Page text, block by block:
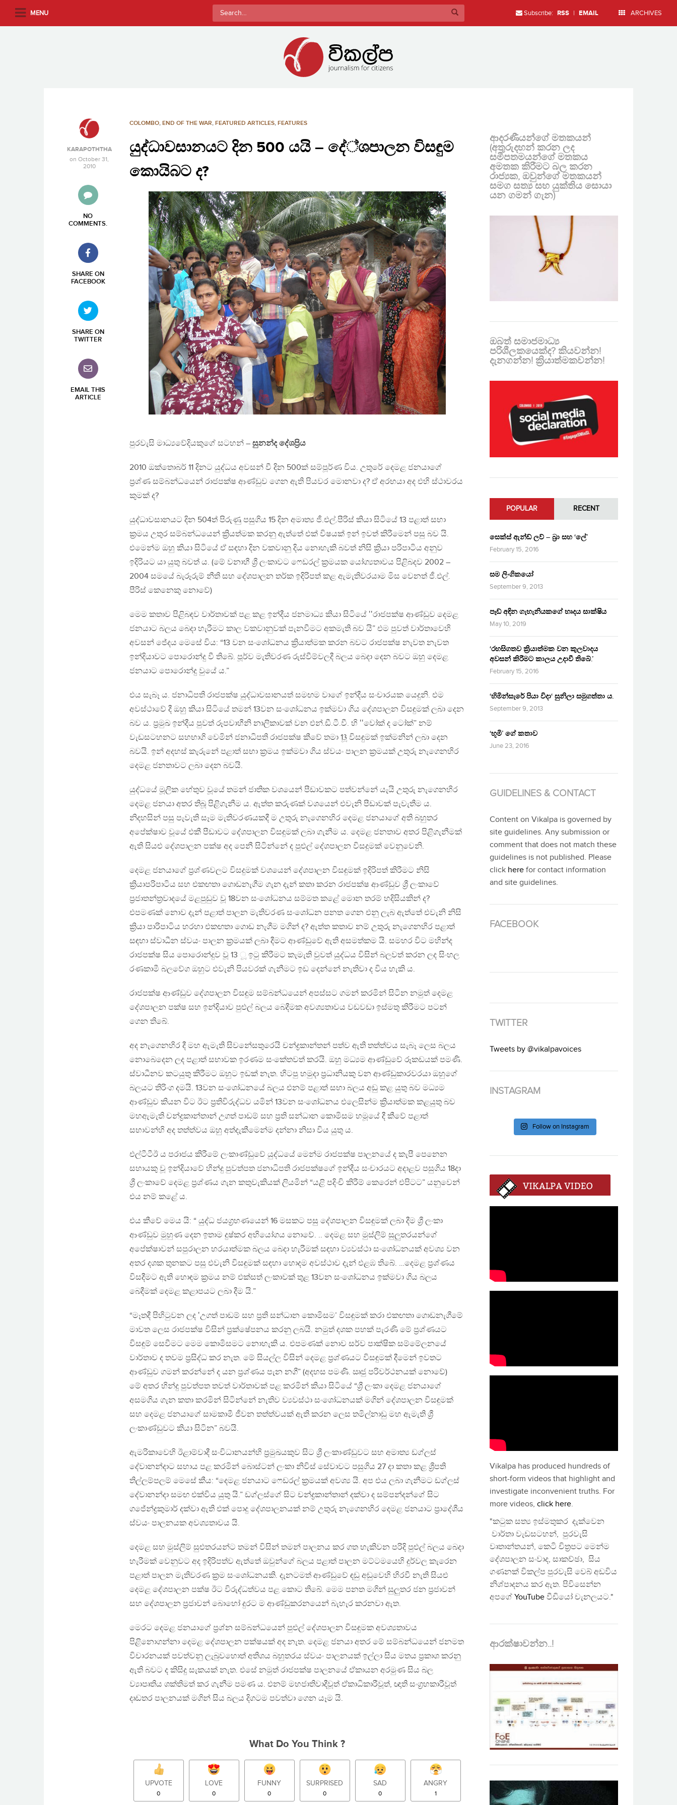
MENU
Search
for:
Subscribe: RSS | EMAIL ARCHIVES
COLOMBO, END OF THE WAR, FEATURED ARTICLES, FEATURES
යුද්ධාවසානයට දින 500 යයි – දේ්ශපාලන විසඳුම
කොයිබට ද?
KARAPOTHTHA
on October 31,
2010
NO
COMMENTS.
SHARE ON
FACEBOOK
SHARE ON
TWITTER
EMAIL THIS
ARTICLE
පුරවැසි මාධ්‍යවේදියකුගේ සටහන් – සුනන්ද දේශප්‍රිය
2010 ඔක්තොබර් 11 දිනට යුද්ධය අවසන් වී දින 500ක් සම්පූර්ණ විය. උතුරේ දෙමළ ජනයාගේ
ප්‍රශ්ණ සම්බන්ධයෙන් රාජපක්ෂ ආණ්ඩුව ගෙන ඇති පියවර මොනවා ද? ඒ අරභයා අද එහි ස්ථාවරය
කුමක් ද?
යුද්ධාවසානයට දින 504ත් පිරුණු පසුගිය 15 දින අමාත්‍ය ජී.එල්.පීරිස් කියා සිටියේ 13 පළාත් සභා
ක්‍රමය උතුර සම්බන්ධයෙන් ක්‍රියත්මක කරනු ඇත්තේ එක් විෂයක් ඉන් ඉවත් කිරීමෙන් පසු බව යි.
එමෙන්ම ඔහු කියා සිටියේ ඒ සඳහා දින වකවානු දිය නොහැකි බවත් නිසි ක්‍රියා පරිපාටිය අනුව
ඉදිරියට යා යුතු බවත් ය. (මේ වනාහී ශ්‍රී ලංකාවට ෆෙඩරල් ක්‍රමයක යෝග්‍යතාවය පිළිබදව 2002 –
2004 සමයේ බැරූරුම් නීති සහ දේශපාලන තර්ක ඉදිරිපත් කළ ඇමැතිවරයාම මිස වෙනත් ජී.එල්.
පීරිස් කෙනෙකු නොවේ)
මෙම කතාව පිළිබඳව වාර්තාවක් පළ කළ ඉන්දීය ජනමාධ්‍ය කියා සිටියේ ‛‛රාජපක්ෂ ආණ්ඩුව දෙමළ
ජනයාට බලය බෙදා හැරීමට කාල වකවානුවක් පැනවීමට අකමැති බව යි” එම පුවත් වාර්තාවෙහි
අවසන් ජේදය මෙසේ විය: “13 වන සංශෝධනය ක්‍රියාත්මක කරන බවට රාජපක්ෂ නැවත නැවත
ඉන්දියාවට පොරොන්දු වී තිබේ. පූර්ව මැතිවරණ රුස්වීම්වලදී බලය බෙදා දෙන බවට ඔහු දෙමළ
ජනයාට පොරොන්දු වුයේ ය.”
එය සැබෑ ය. ජනාධිපති රාජපක්ෂ යුද්ධාවසානයත් සමඟම වාගේ ඉන්දීය සංචාරයක යෙදුනි. එම
අවස්ථාවේ දී ඔහු කියා සිටියේ තමන් 13වන සංශෝධනය ඉක්මවා ගිය දේශපාලන විසඳුමක් ලබා දෙන
බව ය. ප්‍රමුඛ ඉන්දීය පුවත් රූපවාහීනි නාලිකාවක් වන එන්.ඩී.ටී.වී. හි ‛‛වෝක් ද ටෝක්” නම්
වැඩසටහනට සහභාගි වෙමින් ජනාධිපති රාජපක්ෂ කීවේ තමා 13ූ විසඳුමක් ඉක්මනින් ලබා දෙන
බවයි. ඉන් අදහස් කැරුනේ පළාත් සභා ක්‍රමය ඉක්මවා ගිය ස්වයං පාලන ක්‍රමයක් උතුරු නැගෙනහිර
දෙමළ ජනතාවට ලබා දෙන බවයි.
යුද්ධයේ මූලික හේතුව වූයේ තමන් ජාතික වශයෙන් පීඩාවකට පත්වන්නේ යැයි උතුරු නැගෙනහිර
දෙමළ ජනයා අතර තිබූ පිළිගැනීම ය. ඇත්ත කරුණක් වශයෙන් එවැනි පීඩාවක් පැවැතීම ය.
නිදහසින් පසු පැවැති සෑම මැතිවරණයකදී ම උතුරු නැගෙනහිර දෙමළ ජනයාගේ අති බහුතර
අපේක්ෂාව වූයේ එකී පීඩාවට දේශපාලන විසඳුමක් ලබා ගැනීම ය. දෙමළ ජනතාව අතර පිළිගැනීමක්
ඇති සියළු දේශපාලන පක්ෂ අද පෙනී සිටින්නේ ද පුළුල් දේශපාලන විසදුමක් වෙනුවෙනි.
දෙමළ ජනයාගේ ප්‍රශ්ණවලට විසදුමක් වශයෙන් දේශපාලන විසඳුමක් ඉදිරිපත් කිරීමට නිසි
ක්‍රියාපරිපාටිය සහ එකඟතා ගොඩනැගීම ගැන දැන් කතා කරන රාජපක්ෂ ආණ්ඩුව ශ්‍රී ලංකාවේ
ප්‍රජාතන්ත්‍රවාදයේ මළපුඩුව වූ 18වන සංශෝධනය සම්මත කළේ මොන තරම් හදිසියකින් ද?
එපමණක් නොව දැන් පළාත් පාලන මැතිවරණ සංශෝධන පනත ගෙන එනු ලැබ ඇත්තේ එවැනි නිසි
ක්‍රියා පාරිපාටිය හරහා එකඟතා ගොඩ නැගීම මගින් ද? ඇත්ත කතාව නම් උතුරු නැගෙනහිර පළාත්
සඳහා ස්වාධීන ස්වයං පාලන ක්‍රමයක් ලබා දීමට ආණ්ඩුවේ ඇති අසමත්කම යි. සමහර විට මහින්ද
රාජපක්ෂ සිය පොරොන්දුව වූ 13 ූ ඉටු කිරීමට කැමැති වුවත් යුද්ධය විසින් බලවත් කරන ලද සිංහල
රණකාමී බලවේග ඔහුට එවැනි පියවරක් ගැනීමට ඉඩ දෙන්නේ නැතිවා ද විය හැකි ය.
රාජපක්ෂ ආණ්ඩුව දේශපාලන විසඳුම සම්බන්ධයෙන් අපස්සට ගමන් කරමින් සිටින නමුත් දෙමළ
දේශපාලන පක්ෂ සහ ඉන්දියාව පුළුල් බලය බෙදීමක අවශ්‍යතාවය වඩවඩා ඉස්මතු කිරීමට පටන්
ගෙන තිබේ.
අද නැගෙනහිර දී මහ ඇමැති සිවනේසතුරෙයි චන්ද්‍රකාන්තන් පත්ව ඇති තත්ත්වය සැබෑ ලෙස බලය
නොබෙදෙන ලද පළාත් සභාවක ඉරණම සංකේතවත් කරයි. ඔහු මධ්‍යම ආණ්ඩුවේ රූකඩයක් පමණි.
ස්වාධීනව කටයුතු කිරීමට ඔහුට ඉඩක් නැත. හිටපු හමුදා ප්‍රධානියකු වන ආණ්ඩුකාරවරයා ඔහුගේ
බලයට තිරිංග දමයි. 13වන සංශෝධනයේ බලය එනම් පළාත් සභා බලය අඩු කළ යුතු බව මධ්‍යම
ආණ්ඩුව කියන විට ඊට ප්‍රතිවිරුද්ධව යමින් 13වන සංශෝධනය එලෙසින්ම ක්‍රියාත්මක කළයුතු බව
මහඇමැති චන්ද්‍රකාන්තාන් උගත් පාඩම් සහ ප්‍රති සන්ධාන කොමිසම හමූයේ දී කීවේ පළාත්
සභාවන්හි අද තත්ත්වය ඔහු අත්දැකීමෙන්ම දන්නා නිසා විය යුතු ය.
එල්ටීටීඊ ය පරාජය කිරීමේ ලංකාණ්ඩුවේ යුද්ධයේ මෙන්ම රාජපක්ෂ පාලනයේ ද කැපී පෙනෙන
සහායකු වූ ඉන්දියාවේ හින්දු පුවත්පත ජනාධිපති රාජපක්ෂගේ ඉන්දීය සංචාරයට අදාළව පසුගිය 18දා
ශ්‍රී ලංකාවේ දෙමළ ප්‍රශ්ණය ගැන කතුවැකියක් ලියමින් “යළි පදිංචි කිරීම් කෙරෙන් එපිටට” යනුවෙන්
එය නම් කළේ ය.
එය කීවේ මෙය යි: “ යුද්ධ ජයග්‍රහණයෙන් 16 මසකට පසු දේශපාලන විසඳුමක් ලබා දීම ශ්‍රී ලංකා
ආණ්ඩුව මුහුණ දෙන ඉතාම දුෂ්කර අභියෝගය නොවේ. .. දෙමළ සහ මුස්ලිම් සුලුතරයන්ගේ
අපේක්ෂාවන් සපුරාලන හරයාත්මක බලය බෙදා හැරීමක් සඳහා ව්‍යවස්ථා සංශෝධනයක් අවශ්‍ය වන
අතර දශක තුනකට පසු එවැනි විසඳුමක් සඳහා හොදම අවස්ථාව දැන් එළඹ තිබේ. …දෙමළ ප්‍රශ්ණය
විසදීමට ඇති හොඳම ක්‍රමය නම් එක්සත් ලංකාවක් තුළ 13වන සංශෝධනය ඉක්මවා ගිය බලය
බෙදීමක් දෙමළ කළාපයට ලබා දීම යි.”
“මෑතදී පිහිටුවන ලද ‛උගත් පාඩම් සහ ප්‍රති සන්ධාන කොමිසම’ විසඳුමක් කරා එකඟතා ගොඩනැගීමේ
මාවත ලෙස රාජපක්ෂ විසින් ප්‍රක්ෂේපනය කරනු ලබයි. නමුත් දශක පහක් පැරණි මේ ප්‍රශ්ණයට
විසඳුම් සෙවීමට මෙම කොමිසමට නොහැකි ය. එපමණක් නොව සර්ව පාක්ෂික සම්මේලනයේ
වාර්තාව ද තවම ප්‍රසිද්ධ කර නැත. මේ සියල්ල විසින් දෙමළ ප්‍රශ්ණයට විසඳුමක් දීමෙන් ඉවතට
ආණ්ඩුව ගමන් කරන්නේ ද යන ප්‍රශ්ණය පැන නගී” (අදහස පමණි. ඍජු පරිවර්ථනයක් නොවේ)
මේ අතර හින්දු පුවත්පත තවත් වාර්තාවක් පළ කරමින් කියා සිටියේ “ශ්‍රී ලංකා දෙමළ ජනයාගේ
අසමගිය ගැන කතා කරමින් සිටින්නේ නැතිව ව්‍යවස්ථා සංශෝධනයක් මගින් දේශපාලන විසඳුමක්
සහ දෙමළ ජනයාගේ සාමකාමී ජීවන තත්ත්වයක් ඇති කරන ලෙස තමිල්නාඩු මහ ඇමැති ශ්‍රී
ලංකාණ්ඩුවට කියා සිටින” බවයි.
ඇමරිකාවෙහි ඊළාම්වාදී සංවිධානයන්හි ප්‍රමුඛයකුව සිට ශ්‍රී ලංකාණ්ඩුවට සහ අමාත්‍ය ඩග්ලස්
දේවානන්දාට සහාය පළ කරමින් බොස්ටන් ලංකා නිවිස් සේවාවට පසුගිය 27 දා කතා කළ ශ්‍රීපති
තිල්ලම්පලම් මෙසේ කීය: “දෙමළ ජනයාට ෆෙඩරල් ක්‍රමයක් අවශ්‍ය යි. අප එය ලබා ගැනීමට ඩග්ලස්
දේවානන්දා සමඟ එක්විය යුතු යි.” ඩග්ලස්ගේ සිට චන්ද්‍රකාන්තාන් දක්වා ද සම්පන්දන්ගේ සිට
ගජේන්ද්‍රකුමාර් දක්වා ඇති එක් පොදු දේශපාලනයක් නම් උතුරු නැගෙනහිර දෙමළ ජනයාට ප්‍රාදේශීය
ස්වයං පාලනයක අවශ්‍යතාවය යි.
දෙමළ සහ මුස්ලිම් සුළුතරයන්ට තමන් විසින් තමන් පාලනය කර ගත හැකිවන පරිදි පුළුල් බලය බෙදා
හැරීමක් වෙනුවට අද ඉදිරිපත්ව ඇත්තේ ඔවුන්ගේ බලය පළාත් පාලන මට්ටමයෙහි දුර්වල කැරෙන
පළාත් පාලන මැතිවරණ ක්‍රම සංශෝධනයකි. දැනටමත් ආණ්ඩුවේ ඳඩු අඬුවෙහි හිරවී නැති සියළු
දෙමළ දේශපාලන පක්ෂ ඊට විරුද්ධත්වය පළ කොට තිබේ. මෙම පනත මගින් සුලුතර ජන ප්‍රජාවන්
සහ දේශපාලන ප්‍රජාවන් බොහෝ දුරට ම ආණ්ඩුකරනයෙන් බැහැර කරනවා ඇත.
මෙරට දෙමළ ජනයාගේ ප්‍රශ්න සම්බන්ධයෙන් පුළුල් දේශපාලන විසඳුමක අවශ්‍යතාවය
පිළිනොගන්නා දෙමළ දේශපාලන පක්ෂයක් අද නැත. දෙමළ ජනයා අතර මේ සම්බන්ධයෙන් ජනමත
විචාරනයක් පවත්වනු ලැබුවහොත් අතිශය බහුතරය ස්වයං පාලනයක් ඉල්ලා සිය මතය ප්‍රකාශ කරනු
ඇති බවට ද කිසිදු සැකයක් නැත. එසේ නමුත් රාජපක්ෂ පාලනයේ ඒකායන අරමුණ සිය බල
ව්‍යාපෘතිය ශක්තිමත් කර ගැනීම පමණ ය. එනම් මහජාතිවාදීවූත් ඒකාධිකාරීවූත්, ඥාති සංග්‍රහකාරීවූත්
දෘඩතර පාලනයක් මගින් සිය බලය දිගටම පවත්වා ගෙන යෑම යි.
What Do You Think ?
UPVOTE
0
LOVE
0
FUNNY
0
SURPRISED
0
SAD
0
ANGRY
1
ආදරණීයන්ගේ මතකයන්
(අතුරුදහන් කරන ලද
සමීපතමයන්ගේ මතකය
අමතක කිරීමට බල කරන
රාජ්‍යක, ඔවුන්ගේ මතකයන්
සමග සත්‍ය සහ යුක්තිය සොයා
යන ගමන් ගැන)
ඔබත් සමාජමාධ්‍ය
පරිශීලකයෙක්ද? කියවන්න!
දැනගන්න! ක්‍රියාත්මකවන්න!
POPULAR RECENT
සෙක්ස් ඇන්ඩ් ලව් – බ්‍රා සහ ‘ලේ’
February 15, 2016
සම ලිංගිකයෝ
September 9, 2013
පෑඩ් අඳින ගැහැනියකගේ හෘදය සාක්ෂිය
May 10, 2019
‘රහසිගතව ක්‍රියාත්මක වන කුලවාදය
අවසන් කිරීමට කාලය උදාවී තිබේ.’
February 15, 2016
‘හිමින්සැරේ පියා විදා‘ සුනිලා සමුගත්තා ය.
September 9, 2013
‘භූමි’ ගේ කතාව
June 23, 2016
GUIDELINES & CONTACT
Content on Vikalpa is governed by
site guidelines. Any submission or
comment that does not match these
guidelines is not published. Please
click here for contact information
and site guidelines.
FACEBOOK
TWITTER
Tweets by @vikalpavoices
INSTAGRAM
Follow on Instagram
Vikalpa has produced hundreds of
short-form videos that highlight and
investigate inconvenient truths. For
more videos, click here.
"කටුක සත්‍ය ඉස්මතුකර දැක්වෙන
වාර්තා වැඩසටහන්, පුරවැසි
වෘතාන්තයන්, කෙටි චිත්‍රපට මෙන්ම
දේශපාලන සංවාද, සාකච්ඡා, සිය
ගණනක් විකල්ප පුරවැසි වෙබ් අඩවිය
නිශ්පාදනය කර ඇත. පිවිසෙන්න
අපගේ YouTube වීඩියෝ චැනලයට."
ආරක්ෂාවන්න..!